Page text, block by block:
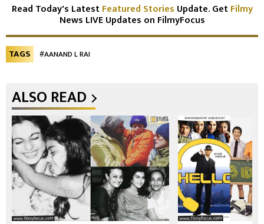
Read Today's LatestFeatured Stories Update. GetFilmy
News LIVE Updates on FilmyFocus
TAGS #AANAND L RAI
ALSO READ